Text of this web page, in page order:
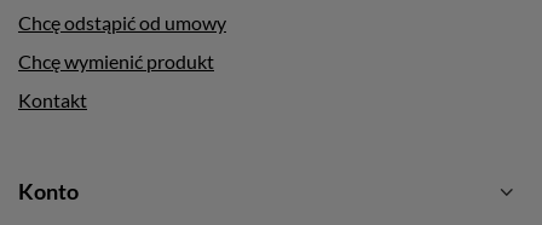
Chcę odstąpić od umowy
Chcę wymienić produkt
Kontakt
Konto